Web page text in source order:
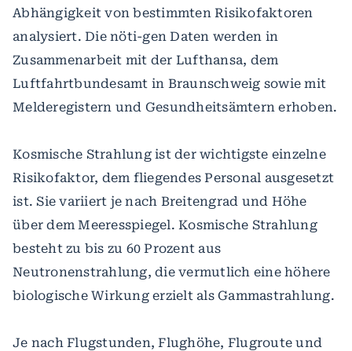
Abhängigkeit von bestimmten Risikofaktoren
analysiert. Die nöti-gen Daten werden in
Zusammenarbeit mit der Lufthansa, dem
Luftfahrtbundesamt in Braunschweig sowie mit
Melderegistern und Gesundheitsämtern erhoben.
Kosmische Strahlung ist der wichtigste einzelne
Risikofaktor, dem fliegendes Personal ausgesetzt
ist. Sie variiert je nach Breitengrad und Höhe
über dem Meeresspiegel. Kosmische Strahlung
besteht zu bis zu 60 Prozent aus
Neutronenstrahlung, die vermutlich eine höhere
biologische Wirkung erzielt als Gammastrahlung.
Je nach Flugstunden, Flughöhe, Flugroute und